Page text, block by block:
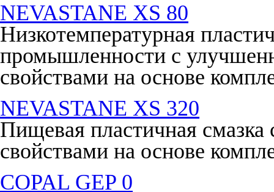
NEVASTANE XS 80
Низкотемпературная
промышленности с
свойствами на основе
NEVASTANE XS 320
Пищевая пластичная
свойствами на основе
COPAL GEP 0